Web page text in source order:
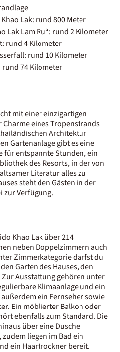
Lak: rund 800 Meter
Lak Lam Ru“: rund 2 Kilometer
rund 4 Kilometer
rund 10 Kilometer
74 Kilometer
mit einer einzigartigen
eines Tropenstrands
Architektur
Gartenanlage gibt es eine
für entspannte Stunden, ein
des Resorts, in der von
Literatur alles zu
steht den Gästen in der
zur Verfügung.
Khao Lak über 214
neben Doppelzimmern auch
Zimmerkategorie darfst du
Garten des Hauses, den
Ausstattung gehören unter
Klimaanlage und ein
ein Fernseher sowie
Ein möblierter Balkon oder
ebenfalls zum Standard. Die
über eine Dusche
liegen im Bad ein
ein Haartrockner bereit.